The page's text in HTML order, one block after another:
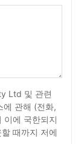
Ltd 및 관련
에 관해 (전화,
이에 국한되지
때까지 저에